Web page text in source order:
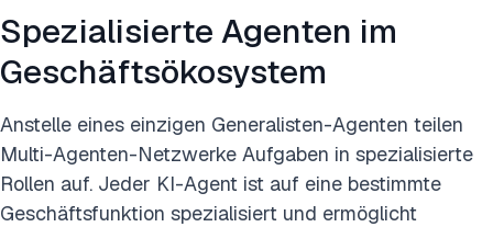
Spezialisierte Agenten im
Geschäftsökosystem
Anstelle eines einzigen Generalisten-Agenten teilen
Multi-Agenten-Netzwerke Aufgaben in spezialisierte
Rollen auf. Jeder KI-Agent ist auf eine bestimmte
Geschäftsfunktion spezialisiert und ermöglicht